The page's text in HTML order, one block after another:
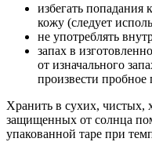
избегать попадания
кожу (следует
не употреблять
запах в
от изначального
произвести пробное
Хранить в сухих, чистых,
защищенных от солнца
упакованной таре при